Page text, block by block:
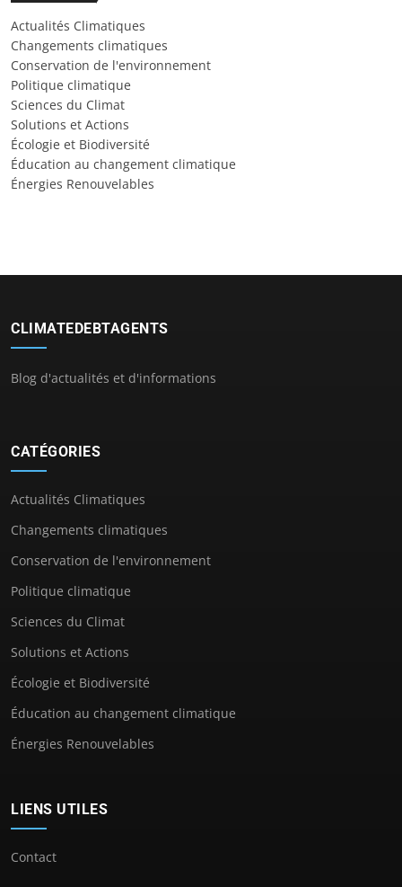
Actualités Climatiques
Changements climatiques
Conservation de l'environnement
Politique climatique
Sciences du Climat
Solutions et Actions
Écologie et Biodiversité
Éducation au changement climatique
Énergies Renouvelables
CLIMATEDEBTAGENTS
Blog d'actualités et d'informations
CATÉGORIES
Actualités Climatiques
Changements climatiques
Conservation de l'environnement
Politique climatique
Sciences du Climat
Solutions et Actions
Écologie et Biodiversité
Éducation au changement climatique
Énergies Renouvelables
LIENS UTILES
Contact